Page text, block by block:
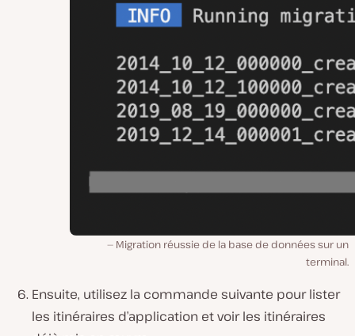
Migration réussie de la base de données sur un
terminal.
Ensuite, utilisez la commande suivante pour lister
les itinéraires d’application et voir les itinéraires